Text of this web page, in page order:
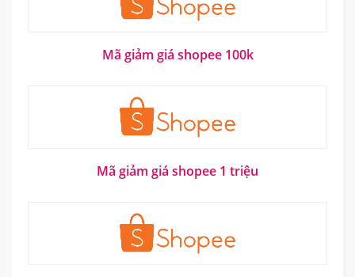
Mã giảm giá shopee 100k
Mã giảm giá shopee 1 triệu